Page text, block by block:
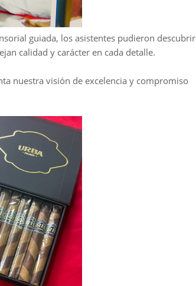
guiada, los asistentes pudieron descubrir
calidad y carácter en cada detalle.
nuestra visión de excelencia y compromiso